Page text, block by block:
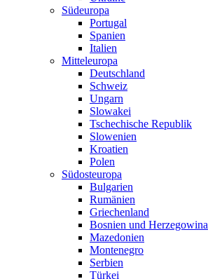
Südeuropa
Portugal
Spanien
Italien
Mitteleuropa
Deutschland
Schweiz
Ungarn
Slowakei
Tschechische Republik
Slowenien
Kroatien
Polen
Südosteuropa
Bulgarien
Rumänien
Griechenland
Bosnien und Herzegowina
Mazedonien
Montenegro
Serbien
Türkei